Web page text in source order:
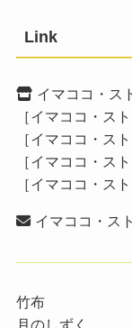
Link
イマココ・ス
［イマココ・ス
［イマココ・ス
［イマココ・ス
［イマココ・ス
イマココ・ス
竹布
月のしずく